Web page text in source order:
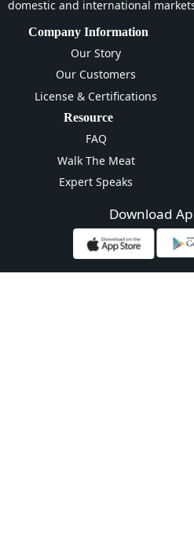
domestic and international
Company Information
Our Story
Our Customers
License & Certifications
Resource
FAQ
Walk The Meat
Expert Speaks
Download